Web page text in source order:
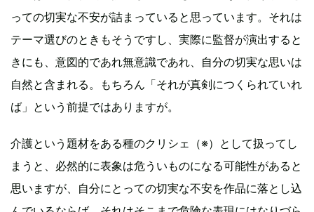
っての切実な不安が詰まっていると思っています。それは
テーマ選びのときもそうですし、実際に監督が演出すると
きにも、意図的であれ無意識であれ、自分の切実な思いは
自然と含まれる。もちろん「それが真剣につくられていれ
ば」という前提ではありますが。
介護という題材をある種のクリシェ（※）として扱ってし
まうと、必然的に表象は危ういものになる可能性があると
思いますが、自分にとっての切実な不安を作品に落とし込